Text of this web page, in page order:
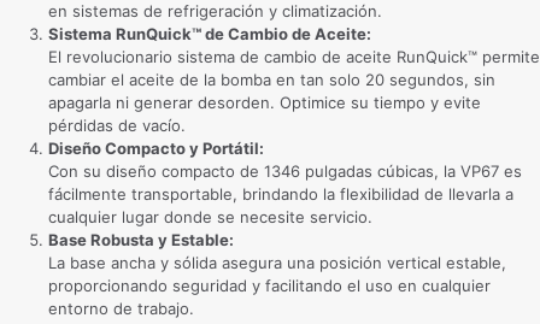
en sistemas de refrigeración y climatización.
Sistema RunQuick™ de Cambio de Aceite:
El revolucionario sistema de cambio de aceite RunQuick™ permite
cambiar el aceite de la bomba en tan solo 20 segundos, sin
apagarla ni generar desorden. Optimice su tiempo y evite
pérdidas de vacío.
Diseño Compacto y Portátil:
Con su diseño compacto de 1346 pulgadas cúbicas, la VP67 es
fácilmente transportable, brindando la flexibilidad de llevarla a
cualquier lugar donde se necesite servicio.
Base Robusta y Estable:
La base ancha y sólida asegura una posición vertical estable,
proporcionando seguridad y facilitando el uso en cualquier
entorno de trabajo.